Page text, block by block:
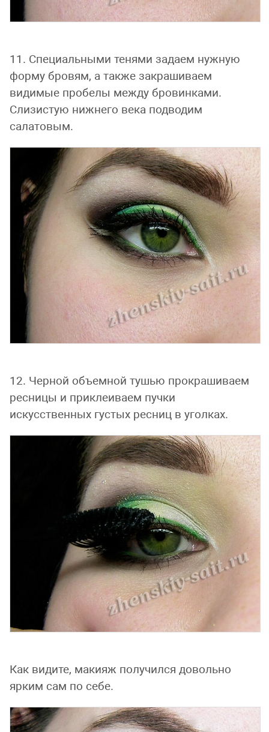
11. Специальными тенями задаем нужную
форму бровям, а также закрашиваем
видимые пробелы между бровинками.
Слизистую нижнего века подводим
салатовым.
12. Черной объемной тушью прокрашиваем
ресницы и приклеиваем пучки
искусственных густых ресниц в уголках.
Как видите, макияж получился довольно
ярким сам по себе.